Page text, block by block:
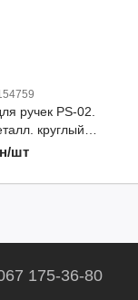
ручек PS-02.
круглый
шт
175-36-80